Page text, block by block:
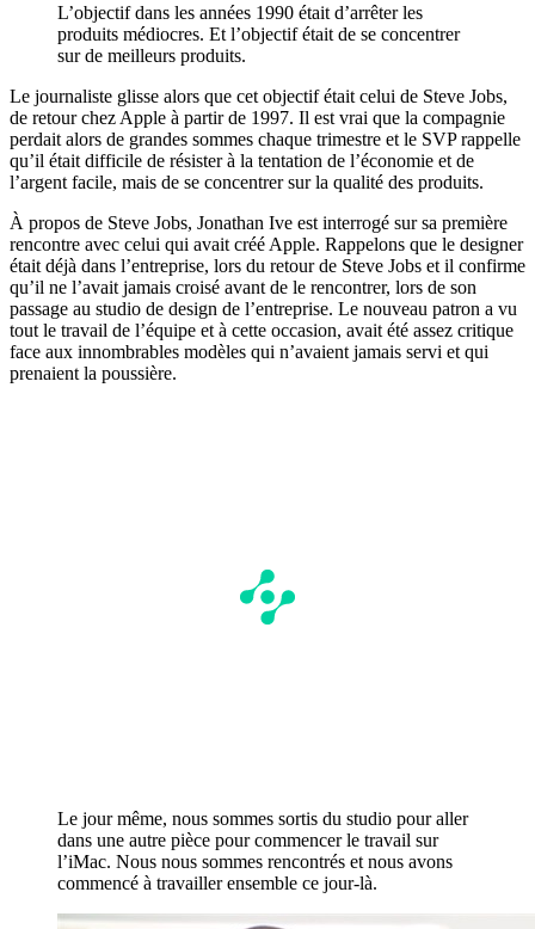
L’objectif dans les années 1990 était d’arrêter les
produits médiocres. Et l’objectif était de se concentrer
sur de meilleurs produits.
Le journaliste glisse alors que cet objectif était celui de Steve Jobs,
de retour chez Apple à partir de 1997. Il est vrai que la compagnie
perdait alors de grandes sommes chaque trimestre et le SVP rappelle
qu’il était difficile de résister à la tentation de l’économie et de
l’argent facile, mais de se concentrer sur la qualité des produits.
À propos de Steve Jobs, Jonathan Ive est interrogé sur sa première
rencontre avec celui qui avait créé Apple. Rappelons que le designer
était déjà dans l’entreprise, lors du retour de Steve Jobs et il confirme
qu’il ne l’avait jamais croisé avant de le rencontrer, lors de son
passage au studio de design de l’entreprise. Le nouveau patron a vu
tout le travail de l’équipe et à cette occasion, avait été assez critique
face aux innombrables modèles qui n’avaient jamais servi et qui
prenaient la poussière.
Le jour même, nous sommes sortis du studio pour aller
dans une autre pièce pour commencer le travail sur
l’iMac. Nous nous sommes rencontrés et nous avons
commencé à travailler ensemble ce jour-là.